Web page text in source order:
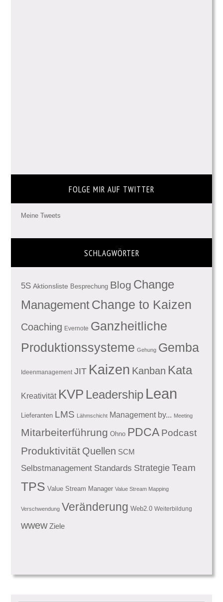
FOLGE MIR AUF TWITTER
Meine Tweets
SCHLAGWÖRTER
5S Aktionsliste Besprechung Blog Change
ManagementChange to Kaizen
Coaching Evernote Ganzheitliche
Produktionssysteme Gehung Gemba
Ideenmanagement JIT Kaizen Kanban Kata
Kreativität KVP Leadership Lean
Lieferanten LMS Lähmschicht Management by... Meeting
Mitarbeiterführung Ohno PDCA Podcast
Produktivität Quellen SCM
Selbstmanagement Standards Strategie Team
TPS Value Stream Manager Value Stream Mapping
Verschwendung Veränderung Web2.0 Weiterbildung
wwew Ziele